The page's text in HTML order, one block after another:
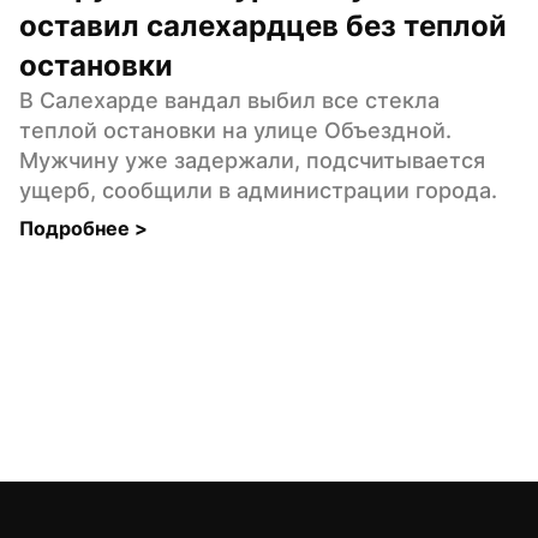
оставил салехардцев без теплой
остановки
В Салехарде вандал выбил все стекла
теплой остановки на улице Объездной.
Мужчину уже задержали, подсчитывается
ущерб, сообщили в администрации города.
Подробнее >